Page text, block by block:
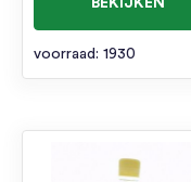
voorraad: 1930